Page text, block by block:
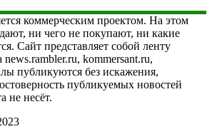
коммерческим проектом. На этом
ни чего не покупают, ни какие
Сайт представляет собой ленту
news.rambler.ru, kommersant.ru,
публикуются без искажения,
публикуемых новостей
не несёт.